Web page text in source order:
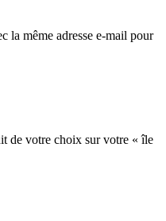
la même adresse e-mail pour
de votre choix sur votre « île